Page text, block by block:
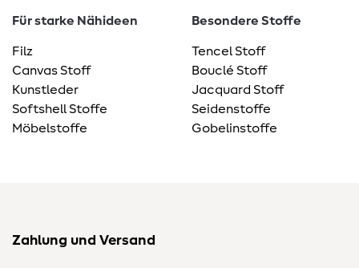
Für starke Nähideen
Filz
Canvas Stoff
Kunstleder
Softshell Stoffe
Möbelstoffe
Besondere Stoffe
Tencel Stoff
Bouclé Stoff
Jacquard Stoff
Seidenstoffe
Gobelinstoffe
Zahlung und Versand